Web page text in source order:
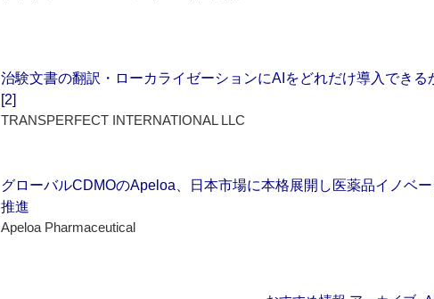
治験文書の翻訳・ローカライゼーションにAIをどれだけ導入できる
[2]
TRANSPERFECT INTERNATIONAL LLC
グローバルCDMOのApeloa、日本市場に本格展開し医薬品イノベ
推進
Apeloa Pharmaceutical